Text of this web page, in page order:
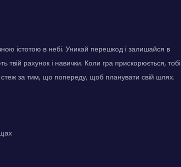
істотою в небі. Уникай перешкод і залишайся в
твій рахунок і навички. Коли гра прискорюється, тобі
за тим, що попереду, щоб планувати свій шлях.